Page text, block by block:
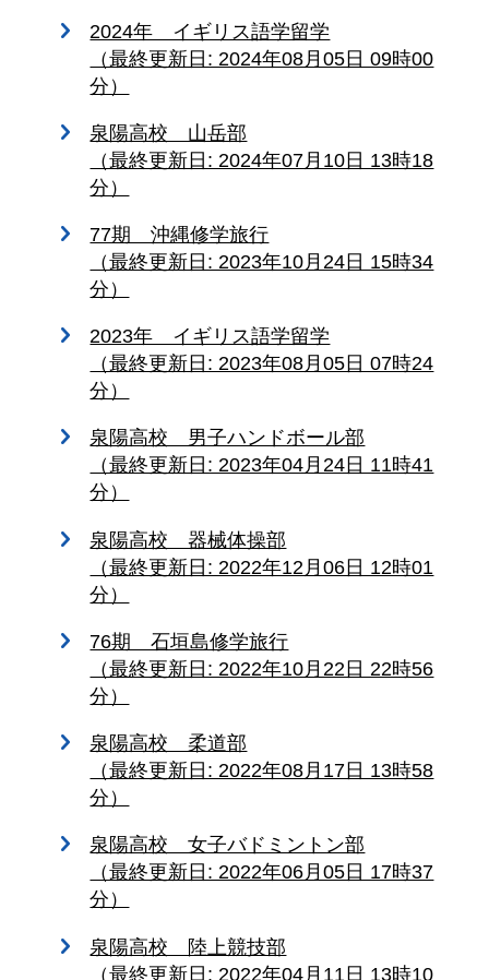
2024年 イギリス語学留学
（最終更新日: 2024年08月05日 09時00
分）
泉陽高校 山岳部
（最終更新日: 2024年07月10日 13時18
分）
77期 沖縄修学旅行
（最終更新日: 2023年10月24日 15時34
分）
2023年 イギリス語学留学
（最終更新日: 2023年08月05日 07時24
分）
泉陽高校 男子ハンドボール部
（最終更新日: 2023年04月24日 11時41
分）
泉陽高校 器械体操部
（最終更新日: 2022年12月06日 12時01
分）
76期 石垣島修学旅行
（最終更新日: 2022年10月22日 22時56
分）
泉陽高校 柔道部
（最終更新日: 2022年08月17日 13時58
分）
泉陽高校 女子バドミントン部
（最終更新日: 2022年06月05日 17時37
分）
泉陽高校 陸上競技部
（最終更新日: 2022年04月11日 13時10